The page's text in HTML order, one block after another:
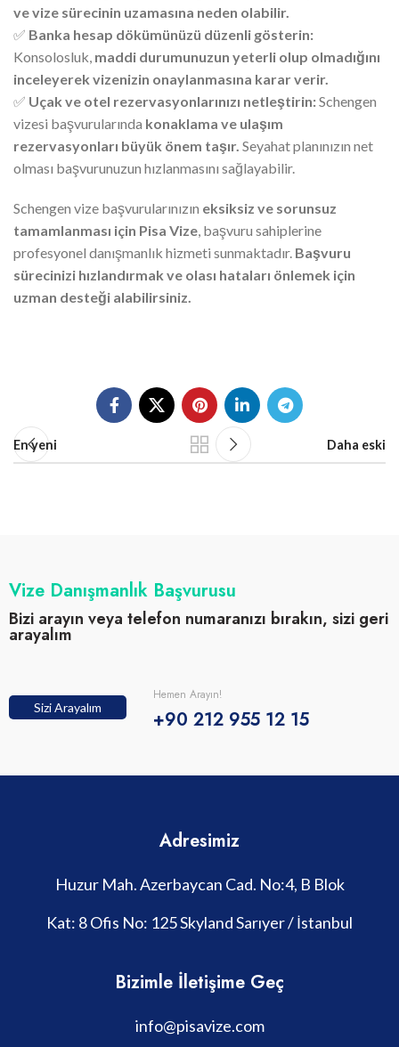
ve vize sürecinin uzamasına neden olabilir.
✅ Banka hesap dökümünüzü düzenli gösterin:
Konsolosluk, maddi durumunuzun yeterli olup olmadığını
inceleyerek vizenizin onaylanmasına karar verir.
✅ Uçak ve otel rezervasyonlarınızı netleştirin:Schengen
vizesi başvurularında konaklama ve ulaşım
rezervasyonları büyük önem taşır. Seyahat planınızın net
olması başvurunuzun hızlanmasını sağlayabilir.
Schengen vize başvurularınızın eksiksiz ve sorunsuz
tamamlanması için Pisa Vize, başvuru sahiplerine
profesyonel danışmanlık hizmeti sunmaktadır. Başvuru
sürecinizi hızlandırmak ve olası hataları önlemek için
uzman desteği alabilirsiniz.
En yeni Daha eski
Vize Danışmanlık Başvurusu
Bizi arayın veya telefon numaranızı bırakın, sizi geri
arayalım
Sizi Arayalım
Hemen Arayın!
+90 212 955 12 15
Adresimiz
Huzur Mah. Azerbaycan Cad. No:4, B Blok
Kat: 8 Ofis No: 125 Skyland Sarıyer / İstanbul
Bizimle İletişime Geç
info@pisavize.com